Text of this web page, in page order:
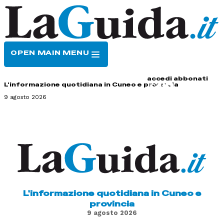
OPEN MAIN MENU
accedi abbonati
L'informazione quotidiana in Cuneo e provincia
9 agosto 2026
L'informazione quotidiana in Cuneo e
provincia
9 agosto 2026